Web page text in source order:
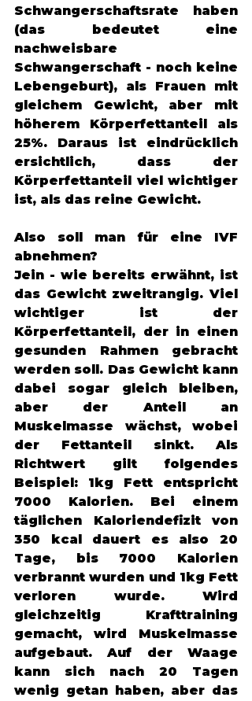
Schwangerschaftsrate haben
(das bedeutet eine
nachweisbare
Schwangerschaft - noch keine
Lebengeburt), als Frauen mit
gleichem Gewicht, aber mit
höherem Körperfettanteil als
25%. Daraus ist eindrücklich
ersichtlich, dass der
Körperfettanteil viel wichtiger
ist, als das reine Gewicht.
Also soll man für eine IVF
abnehmen?
Jein - wie bereits erwähnt, ist
das Gewicht zweitrangig. Viel
wichtiger ist der
Körperfettanteil, der in einen
gesunden Rahmen gebracht
werden soll. Das Gewicht kann
dabei sogar gleich bleiben,
aber der Anteil an
Muskelmasse wächst, wobei
der Fettanteil sinkt. Als
Richtwert gilt folgendes
Beispiel: 1kg Fett entspricht
7000 Kalorien. Bei einem
täglichen Kaloriendefizit von
350 kcal dauert es also 20
Tage, bis 7000 Kalorien
verbrannt wurden und 1kg Fett
verloren wurde. Wird
gleichzeitig Krafttraining
gemacht, wird Muskelmasse
aufgebaut. Auf der Waage
kann sich nach 20 Tagen
wenig getan haben, aber das